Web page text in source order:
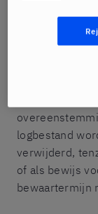
verwijzende
IP-adres en
nodig om de
We
logbestand
verwijderd,
of als bewijs
bewaartermijn